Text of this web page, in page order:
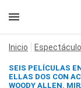
Inicio
SEIS PELÍCULAS
ELLAS DOS CON
WOODY ALLEN.